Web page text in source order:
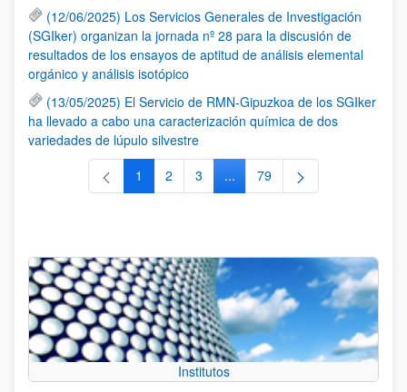
(12/06/2025) Los Servicios Generales de Investigación
(SGIker) organizan la jornada nº 28 para la discusión de
resultados de los ensayos de aptitud de análisis elemental
orgánico y análisis isotópico
(13/05/2025) El Servicio de RMN-Gipuzkoa de los SGIker
ha llevado a cabo una caracterización química de dos
variedades de lúpulo silvestre
Página
1 Página
2 Página
3 ...Páginas intermedias Use TAB
Página
79
Institutos